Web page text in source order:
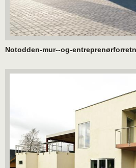
Notodden-mur--og-